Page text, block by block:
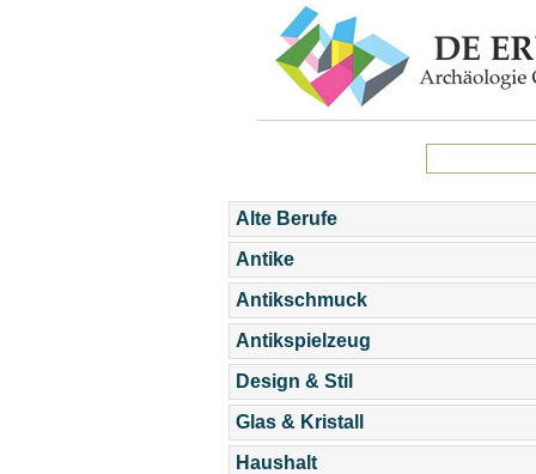
Alte Berufe
Antike
Antikschmuck
Antikspielzeug
Design & Stil
Glas & Kristall
Haushalt